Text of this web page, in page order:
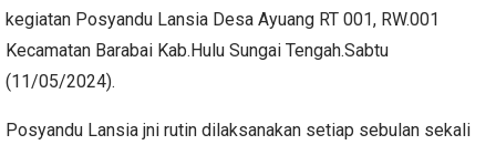
kegiatan Posyandu Lansia Desa Ayuang RT 001, RW.001
Kecamatan Barabai Kab.Hulu Sungai Tengah.Sabtu
(11/05/2024).
Posyandu Lansia jni rutin dilaksanakan setiap sebulan sekali